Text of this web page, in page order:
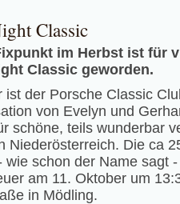
Classic
im Herbst ist für
Classic geworden.
ist der Porsche Classic
von Evelyn und
schöne, teils wunderbar
Niederösterreich. Die ca
wie schon der Name sagt
am 11. Oktober um
in Mödling.